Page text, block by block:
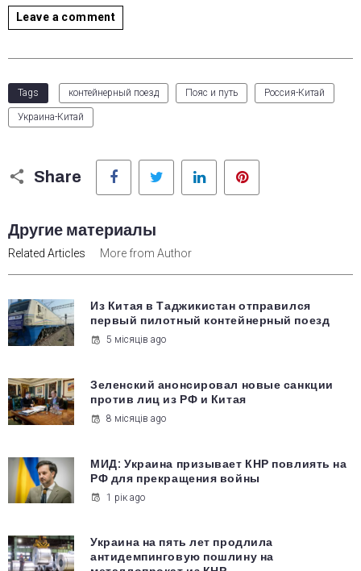
Leave a comment
Tags контейнерный поезд Пояс и путь Россия-Китай
Украина-Китай
Share
Facebook Twitter LinkedIn
Другие материалы
Related Articles More from Author
Из Китая в Таджикистан отправился
первый пилотный контейнерный поезд
5 місяців ago
Зеленский анонсировал новые санкции
против лиц из РФ и Китая
8 місяців ago
МИД: Украина призывает КНР повлиять на
РФ для прекращения войны
1 рік ago
Украина на пять лет продлила
антидемпинговую пошлину на